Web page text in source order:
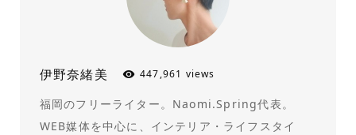
伊野奈緒美 447,961 views
福岡のフリーライター。Naomi.Spring代表。
WEB媒体を中心に、インテリア・ライフスタイ